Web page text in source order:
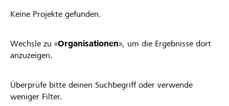
Keine Projekte gefunden.
Wechsle zu «Organisationen», um die Ergebnisse dort
anzuzeigen.
Überprüfe bitte deinen Suchbegriff oder verwende
weniger Filter.